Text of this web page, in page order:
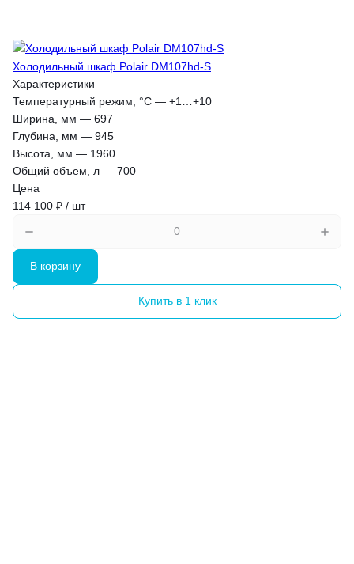
Холодильный шкаф Polair DM107hd-S
Характеристики
Температурный режим, °С — +1…+10
Ширина, мм — 697
Глубина, мм — 945
Высота, мм — 1960
Общий объем, л — 700
Цена
114 100 ₽ / шт
В корзину
Купить в 1 клик